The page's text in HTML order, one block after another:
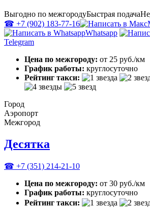
Выгодно по межгородуБыстрая подача
☎ +7 (902) 183-77-16
Whatsapp
Telegram
Цена по межгороду: от 25 руб./км
График работы: круглосуточно
Рейтинг такси:
Город
Аэропорт
Межгород
Десятка
☎ +7 (351) 214-21-10
Цена по межгороду: от 30 руб./км
График работы: круглосуточно
Рейтинг такси: